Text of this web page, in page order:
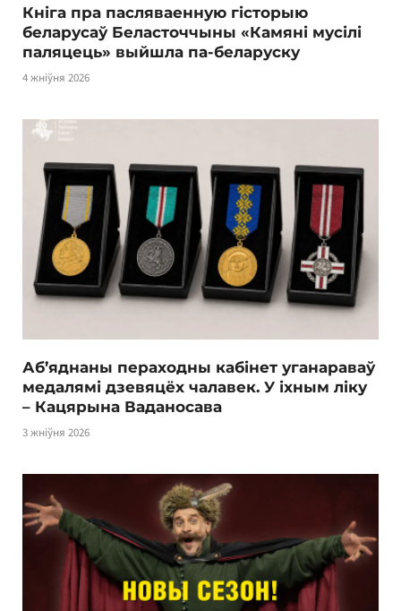
Кніга пра пасляваенную гісторыю
беларусаў Беласточчыны «Камяні мусілі
паляцець» выйшла па-беларуску
4 жніўня 2026
Аб’яднаны пераходны кабінет уганараваў
медалямі дзевяцёх чалавек. У іхным ліку
– Кацярына Ваданосава
3 жніўня 2026